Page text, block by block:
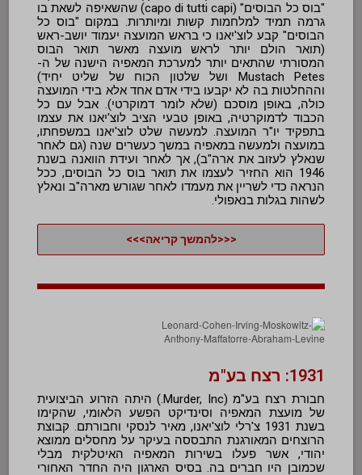
"בוס כל הבוסים" (capo di tutti capi) שהשאיפה לשאת בו
גרמה תמיד למלחמות קשות ומיותרות. במקום "בוס כל
הבוסים" קבע לוצ'יאנו כי בראש המועצה יעמוד יושב-ראש
(תואר הולם יותר לראש מועצה מאשר תואר הבוס
המסורתי שהתאים יותר למערכת המאפיה הישנה של ה-
Mustach Petes ושל שלטון הכוח של שליט יחיד)
וההחלטות בה לא יקבעו בידי אדם אחד אלא בידי המועצה
כולה, באופן מוסכם (שלא לומר דמוקרטי). אבל עם כל
הכבוד לדמוקרטיה, באופן טבעי הציב לוצ'יאנו את עצמו
בתפקיד יו"ר המועצה. למעשה שלט לוצ'יאנו במשפחתו,
במועצה ולמעשה במאפיה במשך כעשרים שנה (גם לאחר
שנאלץ לעזוב את ארה"ב), אך לאחר ועידת הוואנה בשנת
1946 הוא החזיר לעצמו את תואר בוס כל הבוסים, ככל
הנראה כדי לשריין את מעמדו לאחר שגורש מארה"ב ונאלץ
לשהות בגלות בנאפולי.
<<<להמשך קריאה>>>
1931: רצח בע"מ
חבורת רצח בע"מ (Murder, Inc.) היתה הזרוע הביצועית
של מועצת המאפיה וסינדיקט הפשע הלאומי, שהקימו
בשנת 1931 צ'רלי לוצ'יאנו, מאיר לנסקי וחבורתם. קבוצת
הרוצחים המאורגנת התבססה בעיקר על מחסלים ממוצא
יהודי, אשר פעלו בשירות המאפיה האיטלקית מבלי
שכמובן היו חברים בה. בסיס הארגון היה החדר האחורי